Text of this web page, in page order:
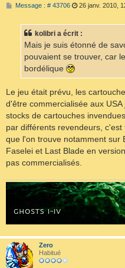
Message : # 43706M
a
g
26 janv. 2010,
kolibri a écrit :
Mais je suis étonné de
pouvaient se trouver, car
bordélique
Le jeu était prévu, les
d'être commercialisée aux
stocks de cartouches
par différents revendeurs,
que l'on trouve notamment sur
Faselei et Last Blade en
pas commercialisés.
Zero
Habitué